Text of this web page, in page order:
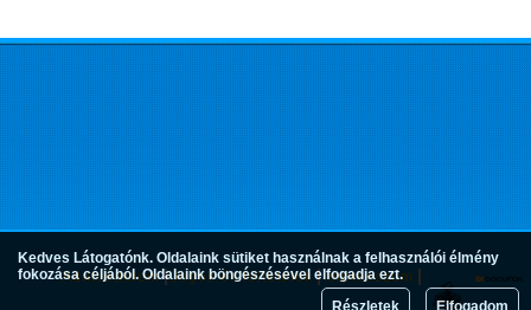
Impresszum
Jogok és feltételek
Adatvédelem
Kedves Látogatónk. Oldalaink sütiket használnak a felhasználói élmény
fokozása céljából. Oldalaink böngészésével elfogadja ezt.
Részletek
Elfogadom